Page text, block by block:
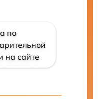
по
на сайте